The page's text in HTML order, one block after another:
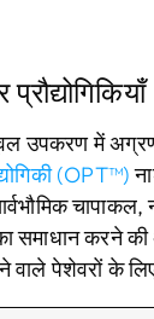
उपकरण में
(OPT™)
समाधान करने
पेशेवरों के